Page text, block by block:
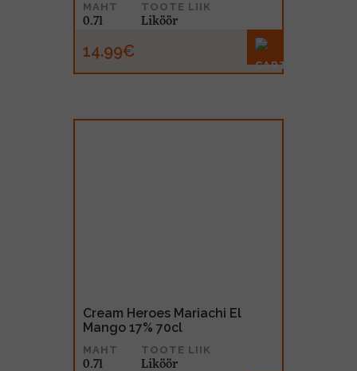
MAHT
0.7l
TOOTE LIIK
Liköör
14.99€
Cream Heroes Mariachi El
Mango 17% 70cl
MAHT
0.7l
TOOTE LIIK
Liköör